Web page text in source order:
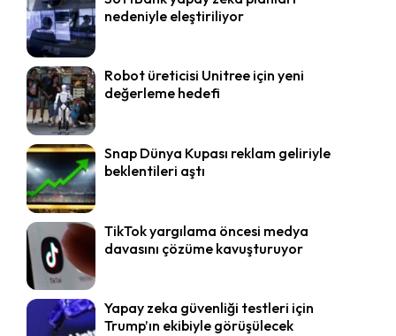
nedeniyle eleştiriliyor
Robot üreticisi Unitree için yeni
değerleme hedefi
Snap Dünya Kupası reklam geliriyle
beklentileri aştı
TikTok yargılama öncesi medya
davasını çözüme kavuşturuyor
Yapay zeka güvenliği testleri için
Trump’ın ekibiyle görüşülecek